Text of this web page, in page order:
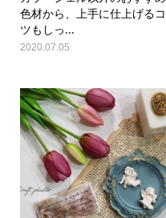
色材から、上手に仕上げるコ
ツもしっ...
2020.07.05